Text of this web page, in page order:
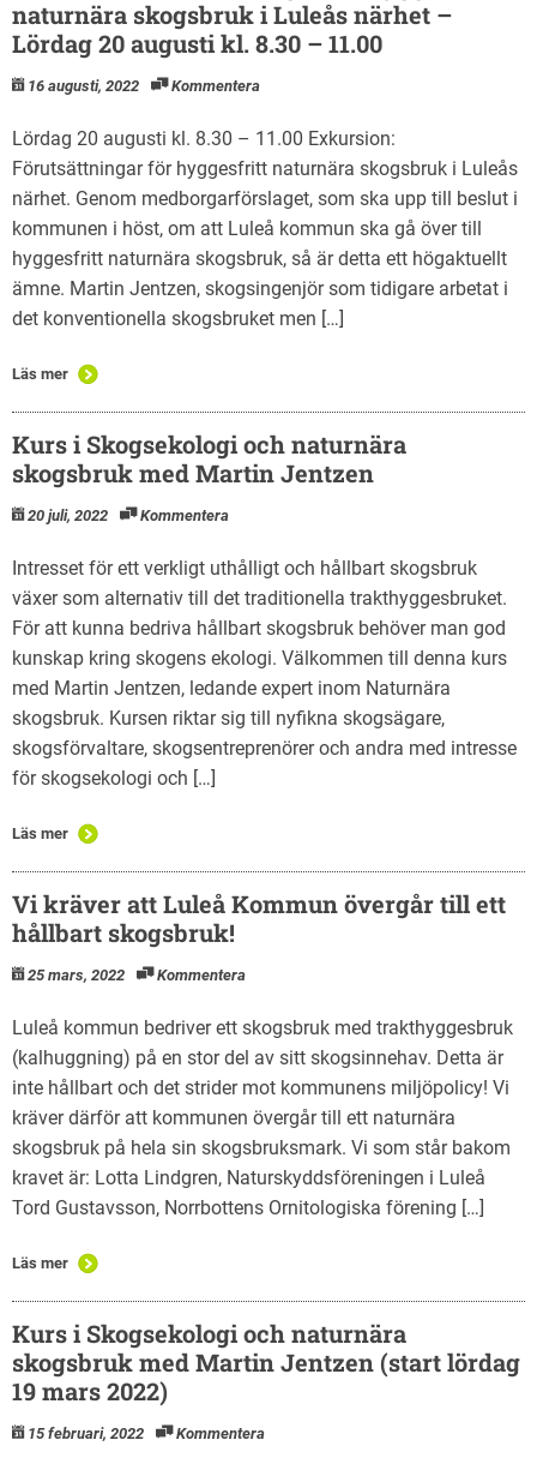
naturnära skogsbruk i Luleås närhet –
Lördag 20 augusti kl. 8.30 – 11.00
16 augusti, 2022 Kommentera
Lördag 20 augusti kl. 8.30 – 11.00 Exkursion:
Förutsättningar för hyggesfritt naturnära skogsbruk i Luleås
närhet. Genom medborgarförslaget, som ska upp till beslut i
kommunen i höst, om att Luleå kommun ska gå över till
hyggesfritt naturnära skogsbruk, så är detta ett högaktuellt
ämne. Martin Jentzen, skogsingenjör som tidigare arbetat i
det konventionella skogsbruket men […]
Läs mer
Kurs i Skogsekologi och naturnära
skogsbruk med Martin Jentzen
20 juli, 2022 Kommentera
Intresset för ett verkligt uthålligt och hållbart skogsbruk
växer som alternativ till det traditionella trakthyggesbruket.
För att kunna bedriva hållbart skogsbruk behöver man god
kunskap kring skogens ekologi. Välkommen till denna kurs
med Martin Jentzen, ledande expert inom Naturnära
skogsbruk. Kursen riktar sig till nyfikna skogsägare,
skogsförvaltare, skogsentreprenörer och andra med intresse
för skogsekologi och […]
Läs mer
Vi kräver att Luleå Kommun övergår till ett
hållbart skogsbruk!
25 mars, 2022 Kommentera
Luleå kommun bedriver ett skogsbruk med trakthyggesbruk
(kalhuggning) på en stor del av sitt skogsinnehav. Detta är
inte hållbart och det strider mot kommunens miljöpolicy! Vi
kräver därför att kommunen övergår till ett naturnära
skogsbruk på hela sin skogsbruksmark. Vi som står bakom
kravet är: Lotta Lindgren, Naturskyddsföreningen i Luleå
Tord Gustavsson, Norrbottens Ornitologiska förening […]
Läs mer
Kurs i Skogsekologi och naturnära
skogsbruk med Martin Jentzen (start lördag
19 mars 2022)
15 februari, 2022 Kommentera